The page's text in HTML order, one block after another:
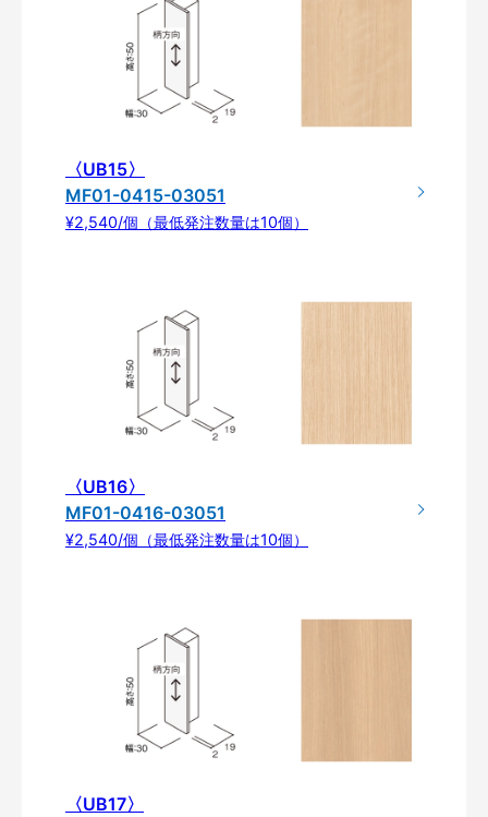
〈UB15〉
MF01-0415-03051
¥2,540/個（最低発注数量は10個）
〈UB16〉
MF01-0416-03051
¥2,540/個（最低発注数量は10個）
〈UB17〉